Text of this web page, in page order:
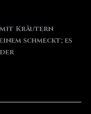
mit Kräutern
schmeckt; es